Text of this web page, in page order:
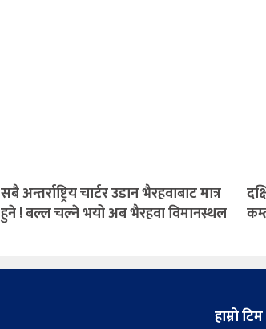
सबै अन्तर्राष्ट्रिय चार्टर उडान भैरहवाबाट मात्र
हुने ! बल्ल चल्ने भयो अब भैरहवा विमानस्थल
हाम्रो टिम